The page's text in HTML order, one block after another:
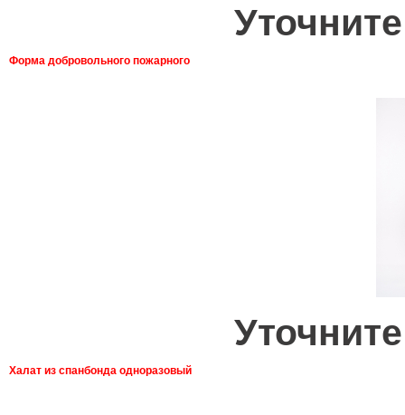
Форма добровольного пожарного
Халат из спанбонда одноразовый